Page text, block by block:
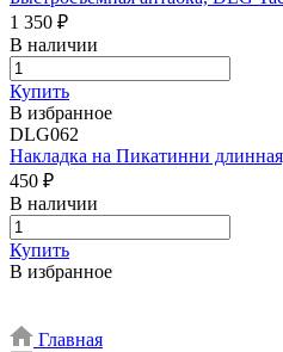
1 350 ₽
В наличии
Купить
В избранное
DLG062
Накладка на Пикатинни
450 ₽
В наличии
Купить
В избранное
Главная